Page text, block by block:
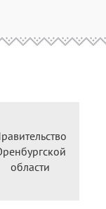
области